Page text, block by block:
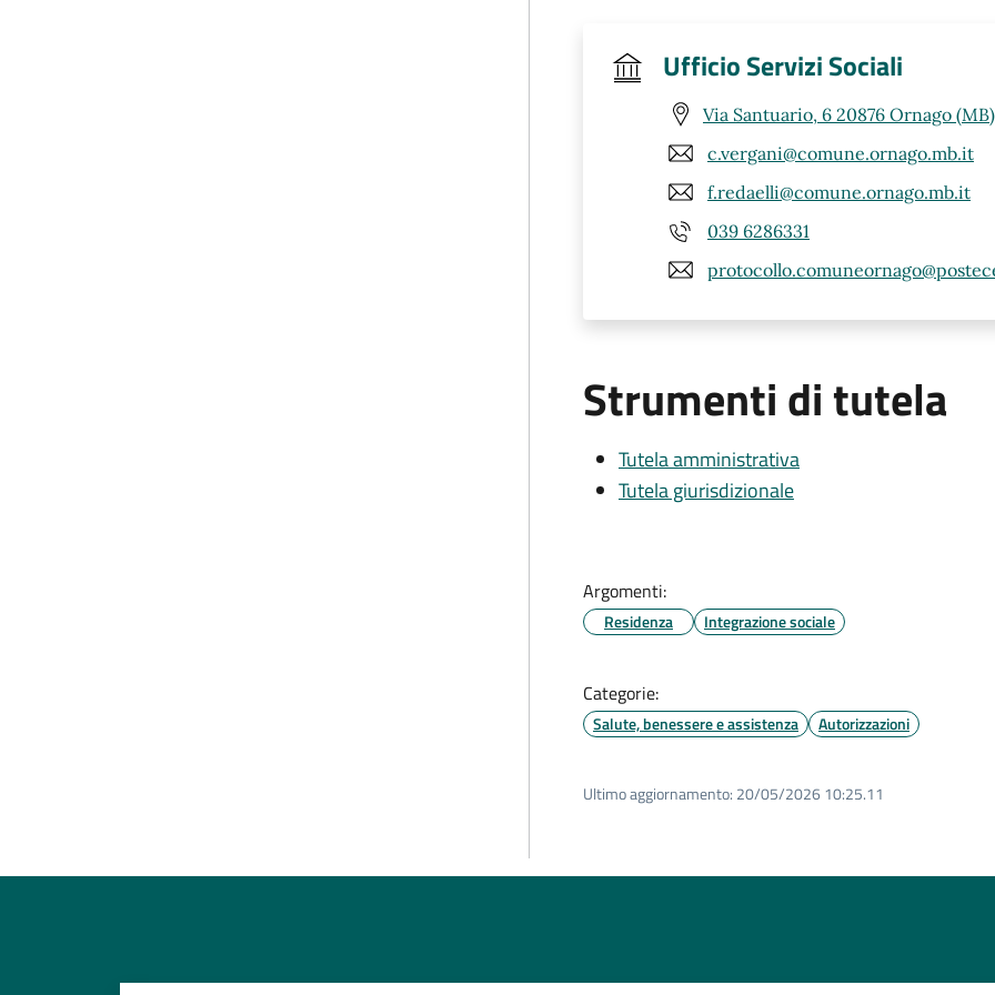
Ufficio Servizi Sociali
Via Santuario, 6 20876 Ornago (MB)
c.vergani@comune.ornago.mb.it
f.redaelli@comune.ornago.mb.it
039 6286331
Strumenti di tutela
Tutela amministrativa
Tutela giurisdizionale
Argomenti:
Residenza Integrazione sociale
Categorie:
Salute, benessere e assistenza Autorizzazioni
Ultimo aggiornamento: 20/05/2026 10:25.11